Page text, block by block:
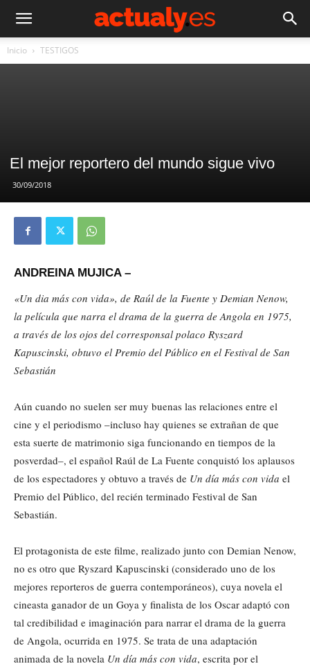
Inicio TESTIGOS
El mejor reportero del mundo sigue vivo
30/09/2018
ANDREINA MUJICA –
«Un dia más con vida», de Raúl de la Fuente y Demian Nenow,
la película que narra el drama de la guerra de Angola en 1975,
a través de los ojos del corresponsal polaco Ryszard
Kapuscinski, obtuvo el Premio del Público en el Festival de San
Sebastián
Aún cuando no suelen ser muy buenas las relaciones entre el
cine y el periodismo –incluso hay quienes se extrañan de que
esta suerte de matrimonio siga funcionando en tiempos de la
posverdad–, el español Raúl de La Fuente conquistó los aplausos
de los espectadores y obtuvo a través de Un día más con vida el
Premio del Público, del recién terminado Festival de San
Sebastián.
El protagonista de este filme, realizado junto con Demian Nenow,
no es otro que Ryszard Kapuscinski (considerado uno de los
mejores reporteros de guerra contemporáneos), cuya novela el
cineasta ganador de un Goya y finalista de los Oscar adaptó con
tal credibilidad e imaginación para narrar el drama de la guerra
de Angola, ocurrida en 1975. Se trata de una adaptación
animada de la novela Un día más con vida, escrita por el